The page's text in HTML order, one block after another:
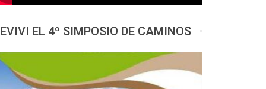
EL 4º SIMPOSIO DE CAMINOS